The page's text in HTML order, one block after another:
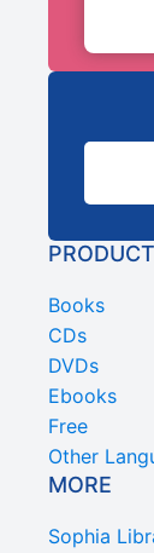
Books
CDs
DVDs
Ebooks
Free
Other
MORE
Sophia